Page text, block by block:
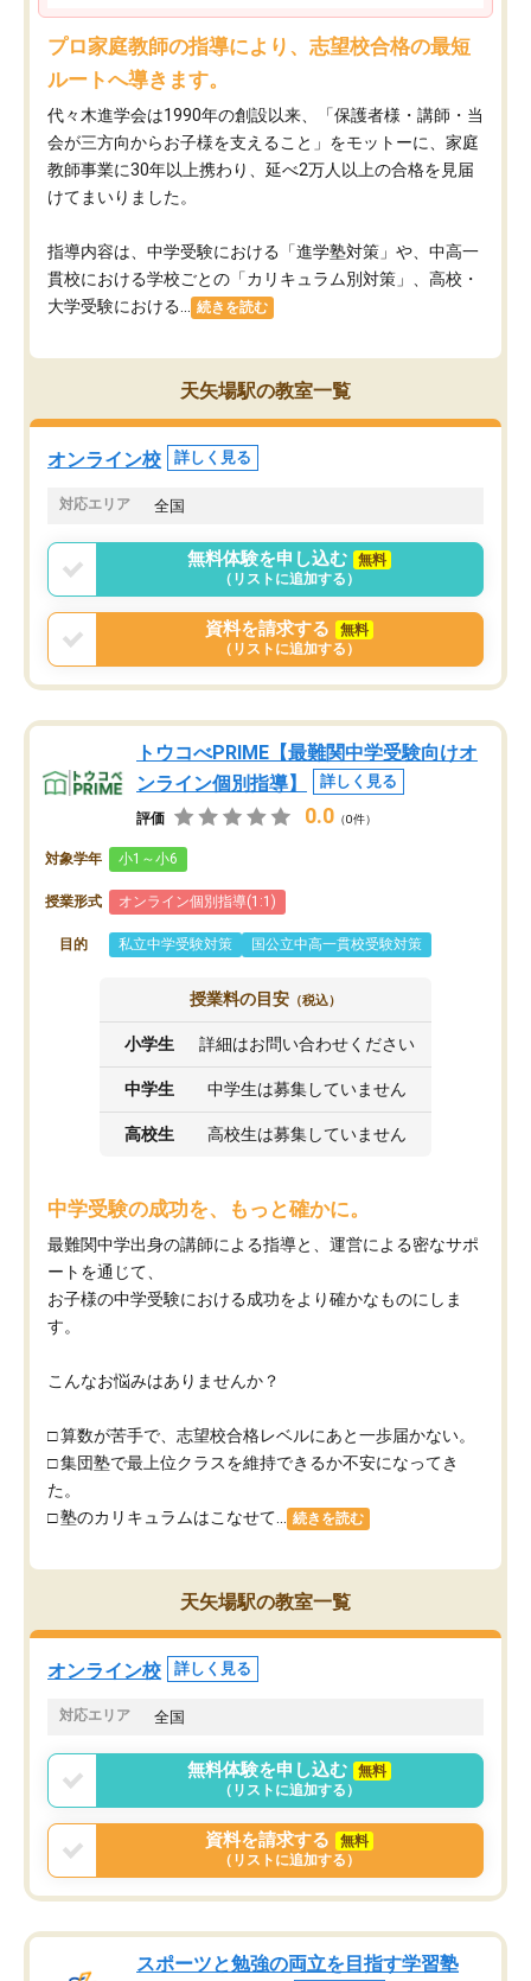
プロ家庭教師の指導により、志望校合格の最短
ルートへ導きます。
代々木進学会は1990年の創設以来、「保護者様・講師・当
会が三方向からお子様を支えること」をモットーに、家庭
教師事業に30年以上携わり、延べ2万人以上の合格を見届
けてまいりました。
指導内容は、中学受験における「進学塾対策」や、中高一
貫校における学校ごとの「カリキュラム別対策」、高校・
大学受験における...
続きを読む
天矢場駅の教室一覧
オンライン校 詳しく見る
対応エリア 全国
無料体験を申し込む
無料
（リストに追加する）
資料を請求する
無料
（リストに追加する）
トウコべPRIME【最難関中学受験向けオ
ンライン個別指導】
詳しく見る
評価 0.0 （0件）
対象学年 小1～小6
授業形式 オンライン個別指導(1:1)
目的 私立中学受験対策 国公立中高一貫校受験対策
授業料の目安 （税込）
小学生 詳細はお問い合わせください
中学生 中学生は募集していません
高校生 高校生は募集していません
中学受験の成功を、もっと確かに。
最難関中学出身の講師による指導と、運営による密なサポ
ートを通じて、
お子様の中学受験における成功をより確かなものにしま
す。
こんなお悩みはありませんか？
□ 算数が苦手で、志望校合格レベルにあと一歩届かない。
□ 集団塾で最上位クラスを維持できるか不安になってき
た。
□ 塾のカリキュラムはこなせて...
続きを読む
天矢場駅の教室一覧
オンライン校 詳しく見る
対応エリア 全国
無料体験を申し込む
無料
（リストに追加する）
資料を請求する
無料
（リストに追加する）
スポーツと勉強の両立を目指す学習塾